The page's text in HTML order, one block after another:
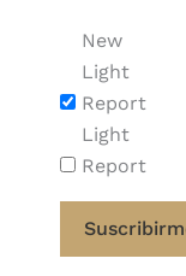
New
Light
Report
Light
Report